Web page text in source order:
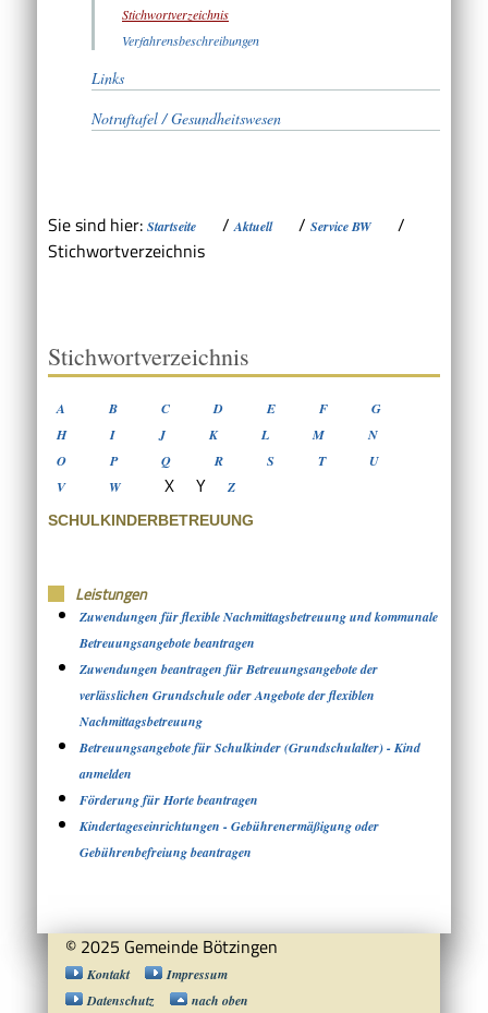
Stichwortverzeichnis
Verfahrensbeschreibungen
Links
Notruftafel / Gesundheitswesen
Sie sind hier: Startseite /Aktuell / Service BW
/
Stichwortverzeichnis
Stichwortverzeichnis
A B C D E F
G
H
I J K L M
N
O
P Q R S T
U
V
W X Y Z
SCHULKINDERBETREUUNG
Leistungen
Zuwendungen für flexible Nachmittagsbetreuung und kommunale
Betreuungsangebote beantragen
Zuwendungen beantragen für Betreuungsangebote der
verlässlichen Grundschule oder Angebote der flexiblen
Nachmittagsbetreuung
Betreuungsangebote für Schulkinder (Grundschulalter) - Kind
anmelden
Förderung für Horte beantragen
Kindertageseinrichtungen - Gebührenermäßigung oder
Gebührenbefreiung beantragen
© 2025 Gemeinde Bötzingen
Kontakt
Impressum
Datenschutz
nach oben